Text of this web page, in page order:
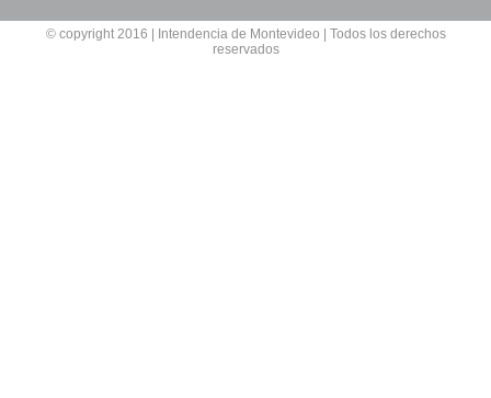
© copyright 2016 | Intendencia de Montevideo | Todos los derechos
reservados